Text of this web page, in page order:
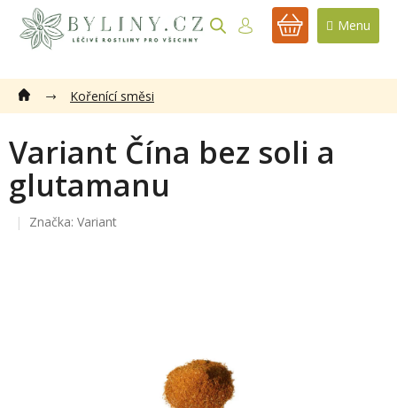
obsah
NÁKUPNÍ
Kořenící směsi
Variant Čína bez soli a
glutamanu
Značka: Variant